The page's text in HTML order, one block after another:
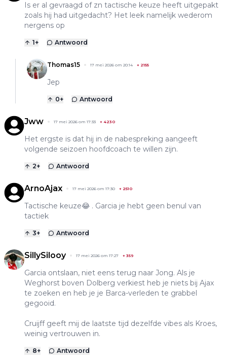
Is er al gevraagd of zn tactische keuze heeft uitgepakt
zoals hij had uitgedacht? Het leek namelijk wederom
nergens op
1+ Antwoord
Thomas15 17 mei 2026 om 20:14 + 2155
Jep
0+ Antwoord
Jww 17 mei 2026 om 17:33 + 4230
Het ergste is dat hij in de nabespreking aangeeft
volgende seizoen hoofdcoach te willen zijn.
2+ Antwoord
ArnoAjax 17 mei 2026 om 17:30 + 2510
Tactische keuze😂 . Garcia je hebt geen benul van
tactiek
3+ Antwoord
SillySilooy 17 mei 2026 om 17:27 + 359
Garcia ontslaan, niet eens terug naar Jong. Als je
Weghorst boven Dolberg verkiest heb je niets bij Ajax
te zoeken en heb je je Barca-verleden te grabbel
gegooid.
Cruijff geeft mij de laatste tijd dezelfde vibes als Kroes,
weinig vertrouwen in.
8+ Antwoord